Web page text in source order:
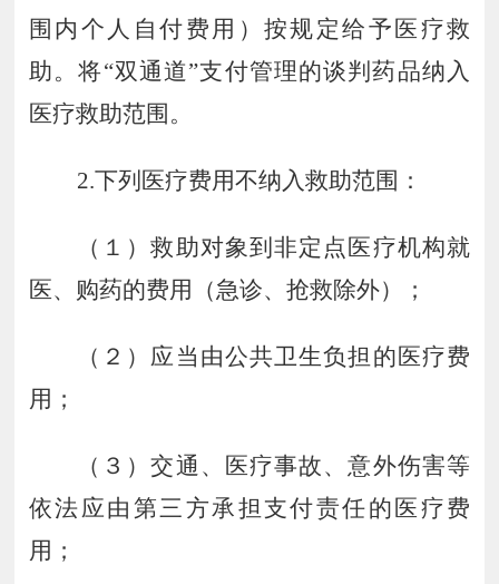
围内个人自付费用）按规定给予医疗救
助。将“双通道”支付管理的谈判药品纳入
医疗救助范围。
2.下列医疗费用不纳入救助范围：
（１）救助对象到非定点医疗机构就
医、购药的费用（急诊、抢救除外）；
（２）应当由公共卫生负担的医疗费
用；
（３）交通、医疗事故、意外伤害等
依法应由第三方承担支付责任的医疗费
用；